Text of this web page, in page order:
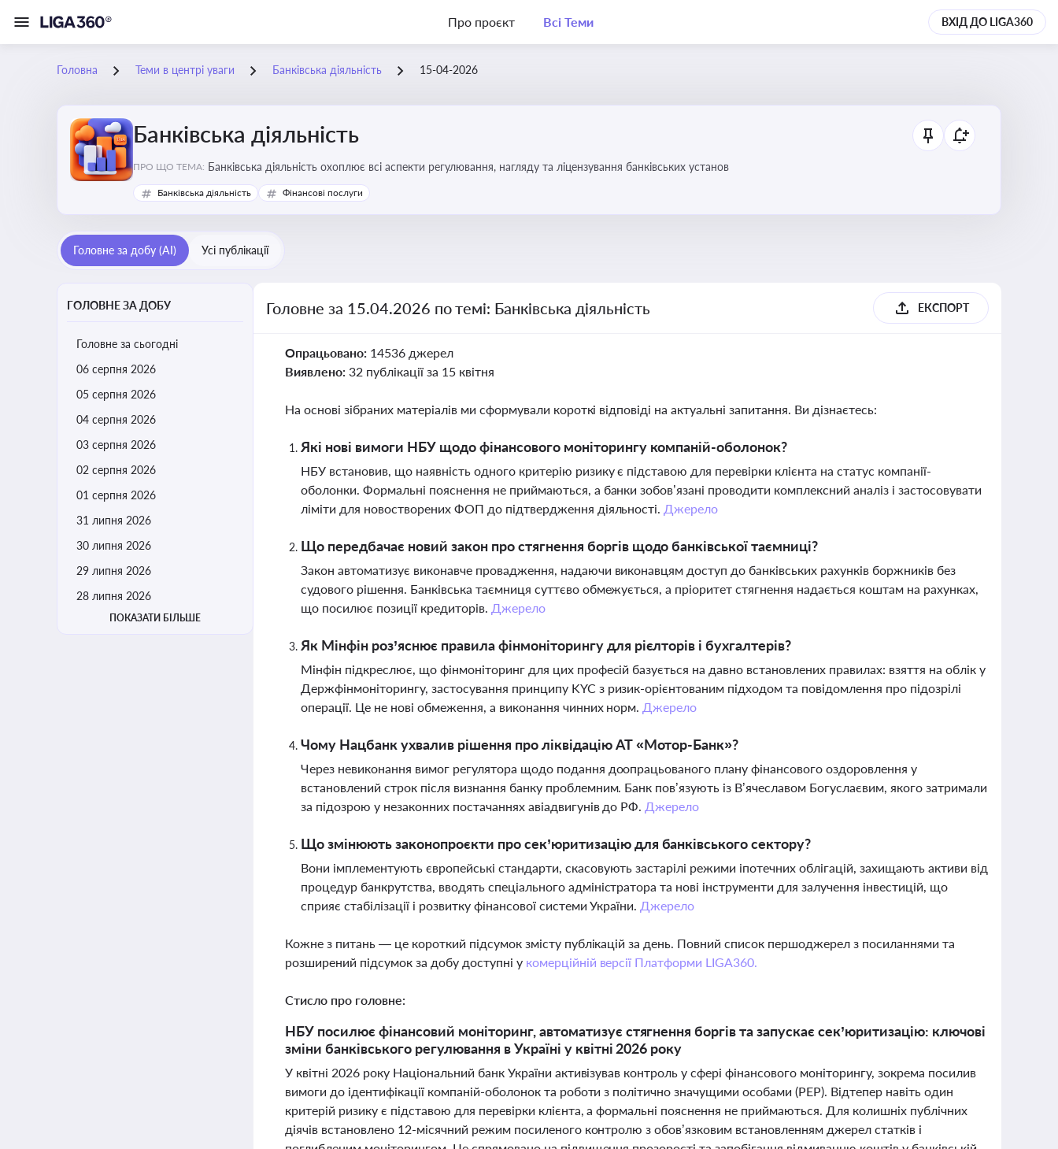
Про проєкт Всі Теми ВХІД ДО LIGA360
Головна Теми в центрі уваги Банківська діяльність 15-04-2026
Банківська діяльність
ПРО ЩО ТЕМА: Банківська діяльність охоплює всі аспекти регулювання, нагляду та ліцензування банківських установ
Банківська діяльність Фінансові послуги
Головне за добу (AI) Усі публікації
ГОЛОВНЕ ЗА ДОБУ
Головне за сьогодні
06 серпня 2026
05 серпня 2026
04 серпня 2026
03 серпня 2026
02 серпня 2026
01 серпня 2026
31 липня 2026
30 липня 2026
29 липня 2026
28 липня 2026
ПОКАЗАТИ БІЛЬШЕ
Головне за 15.04.2026 по темі: Банківська діяльність ЕКСПОРТ
Опрацьовано: 14536 джерел
Виявлено: 32 публікації за 15 квітня
На основі зібраних матеріалів ми сформували короткі відповіді на актуальні запитання. Ви дізнаєтесь:
Які нові вимоги НБУ щодо фінансового моніторингу компаній-оболонок?
НБУ встановив, що наявність одного критерію ризику є підставою для перевірки клієнта на статус компанії-
оболонки. Формальні пояснення не приймаються, а банки зобов’язані проводити комплексний аналіз і застосовувати
ліміти для новостворених ФОП до підтвердження діяльності. Джерело
Що передбачає новий закон про стягнення боргів щодо банківської таємниці?
Закон автоматизує виконавче провадження, надаючи виконавцям доступ до банківських рахунків боржників без
судового рішення. Банківська таємниця суттєво обмежується, а пріоритет стягнення надається коштам на рахунках,
що посилює позиції кредиторів. Джерело
Як Мінфін роз’яснює правила фінмоніторингу для рієлторів і бухгалтерів?
Мінфін підкреслює, що фінмоніторинг для цих професій базується на давно встановлених правилах: взяття на облік у
Держфінмоніторингу, застосування принципу KYC з ризик-орієнтованим підходом та повідомлення про підозрілі
операції. Це не нові обмеження, а виконання чинних норм. Джерело
Чому Нацбанк ухвалив рішення про ліквідацію АТ «Мотор-Банк»?
Через невиконання вимог регулятора щодо подання доопрацьованого плану фінансового оздоровлення у
встановлений строк після визнання банку проблемним. Банк пов’язують із В’ячеславом Богуслаєвим, якого затримали
за підозрою у незаконних постачаннях авіадвигунів до РФ. Джерело
Що змінюють законопроєкти про сек’юритизацію для банківського сектору?
Вони імплементують європейські стандарти, скасовують застарілі режими іпотечних облігацій, захищають активи від
процедур банкрутства, вводять спеціального адміністратора та нові інструменти для залучення інвестицій, що
сприяє стабілізації і розвитку фінансової системи України. Джерело
Кожне з питань — це короткий підсумок змісту публікацій за день. Повний список першоджерел з посиланнями та
розширений підсумок за добу доступні у комерційній версії Платформи LIGA360.
Стисло про головне:
НБУ посилює фінансовий моніторинг, автоматизує стягнення боргів та запускає сек’юритизацію: ключові
зміни банківського регулювання в Україні у квітні 2026 року
У квітні 2026 року Національний банк України активізував контроль у сфері фінансового моніторингу, зокрема посилив
вимоги до ідентифікації компаній-оболонок та роботи з політично значущими особами (PEP). Відтепер навіть один
критерій ризику є підставою для перевірки клієнта, а формальні пояснення не приймаються. Для колишніх публічних
діячів встановлено 12-місячний режим посиленого контролю з обов’язковим встановленням джерел статків і